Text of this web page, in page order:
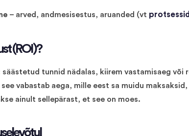
– arved, andmesisestus, aruanded (vt
(ROI)?
tunnid nädalas, kiirem vastamisaeg või
vabastab aega, mille eest sa muidu
ainult sellepärast, et see on moes.